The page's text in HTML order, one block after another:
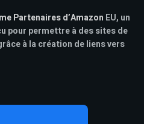
Partenaires d’Amazon EU, un
pour permettre à des sites de
à la création de liens vers